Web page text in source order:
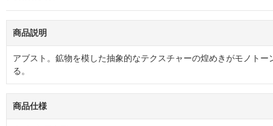
商品説明
アブスト。鉱物を模した抽象的なテクスチャーの煌めきがモノトー
る。
商品仕様